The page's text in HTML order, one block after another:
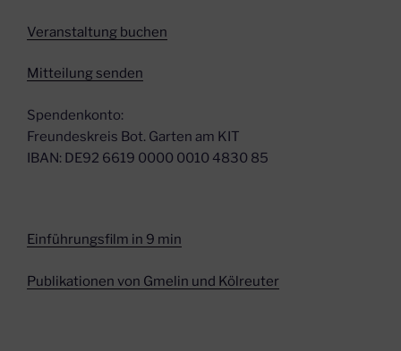
Veranstaltung buchen
Mitteilung senden
Spendenkonto:
Freundeskreis Bot. Garten am KIT
IBAN: DE92 6619 0000 0010 4830 85
Einführungsfilm in 9 min
Publikationen von Gmelin und Kölreuter